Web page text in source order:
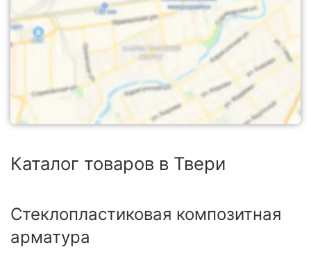
Каталог товаров в Твери
Стеклопластиковая композитная
арматура